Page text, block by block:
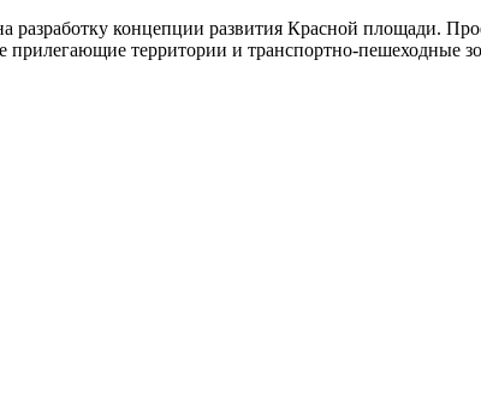
разработку концепции развития Красной площади.
прилегающие территории и транспортно-пешеходные